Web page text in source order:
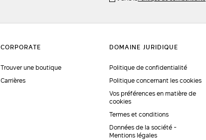
Trouver une boutique
Carrières
Politique de confidentialité
Politique concernant les cookies
Vos préférences en matière de
cookies
Termes et conditions
Données de la société -
Mentions légales